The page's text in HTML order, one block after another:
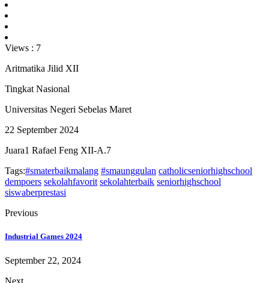
Views : 7
Aritmatika Jilid XII
Tingkat Nasional
Universitas Negeri Sebelas Maret
22 September 2024
Juara1 Rafael Feng XII-A.7
Tags:#smaterbaikmalang #smaunggulan catholicseniorhighschool
dempoers sekolahfavorit sekolahterbaik seniorhighschool
siswaberprestasi
Previous
Industrial Games 2024
September 22, 2024
Next